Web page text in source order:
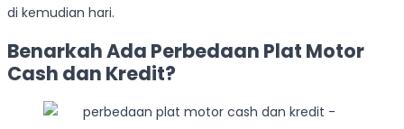
di kemudian hari.
Benarkah Ada Perbedaan Plat Motor
Cash dan Kredit?